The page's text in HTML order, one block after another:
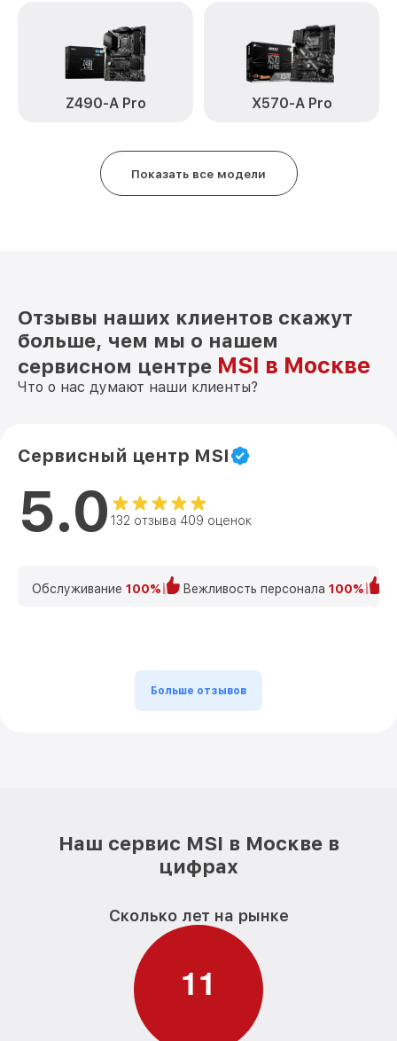
Z490-A Pro X570-A Pro
Показать все модели
Отзывы наших клиентов скажут
больше, чем мы о нашем
сервисном центре MSI в Москве
Что о нас думают наши клиенты?
Сервисный центр MSI
5.0 132 отзыва 409 оценок
Обслуживание 100% Вежливость персонала 100%
Больше отзывов
Наш сервис MSI в Москве в
цифрах
Сколько лет на рынке
11